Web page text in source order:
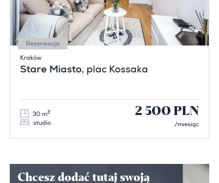
Rezerwacja
Kraków
Stare Miasto, plac Kossaka
30 m2
studio
2 500 PLN
/miesiąc
Chcesz dodać tutaj swoją